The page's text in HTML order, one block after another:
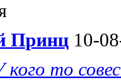
Принц 10-
кого то